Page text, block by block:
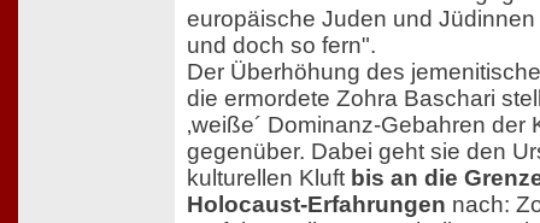
europäische Juden und
und doch so fern".
Der Überhöhung des
die ermordete Zohra Baschari
‚weiße´ Dominanz-Gebahren der
gegenüber. Dabei geht sie den
kulturellen Kluft bis an die
Holocaust-Erfahrungen nach: